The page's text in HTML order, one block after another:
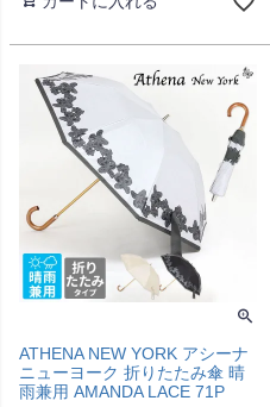
ATHENA NEW YORK アシーナ
ニューヨーク 折りたたみ傘 晴
雨兼用 AMANDA LACE 71P